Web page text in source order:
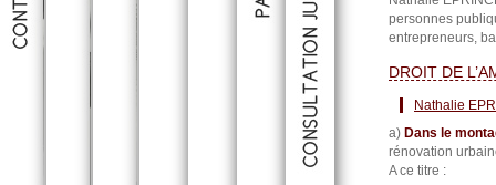
personnes
entrepreneurs,
DROIT DE
Nathalie
a) Dans le
rénovation
A ce titre :